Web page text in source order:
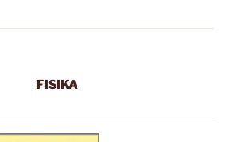
FISIKA